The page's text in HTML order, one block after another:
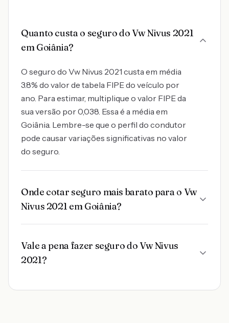
Quanto custa o seguro do Vw Nivus 2021
em Goiânia?
O seguro do Vw Nivus 2021 custa em média
3.8% do valor de tabela FIPE do veículo por
ano. Para estimar, multiplique o valor FIPE da
sua versão por 0,038. Essa é a média em
Goiânia. Lembre-se que o perfil do condutor
pode causar variações significativas no valor
do seguro.
Onde cotar seguro mais barato para o Vw
Nivus 2021 em Goiânia?
Vale a pena fazer seguro do Vw Nivus
2021?